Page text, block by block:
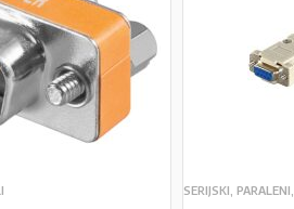
SERIJSKI,